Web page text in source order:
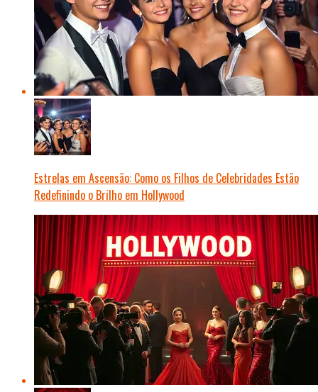
Estrelas em Ascensão: Como os Filhos de Celebridades Estão
Redefinindo o Brilho em Hollywood